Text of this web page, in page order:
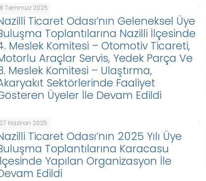
8 Temmuz 2025
Ticaret Odası’nın Geleneksel Üye
Toplantılarına Nazilli İlçesinde
Meslek Komitesi – Otomotiv Ticareti,
Araçlar Servis, Yedek Parça Ve
Meslek Komitesi – Ulaştırma,
Sektörlerinde Faaliyet
Üyeler İle Devam Edildi
27 Haziran 2025
Ticaret Odası’nın 2025 Yılı Üye
Toplantılarına Karacasu
Yapılan Organizasyon İle
Edildi